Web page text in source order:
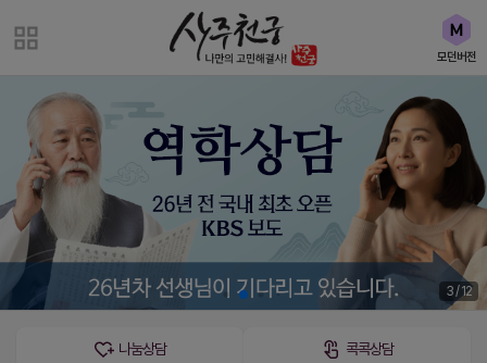
모던버전
3 / 12
나눔상담 콕콕상담